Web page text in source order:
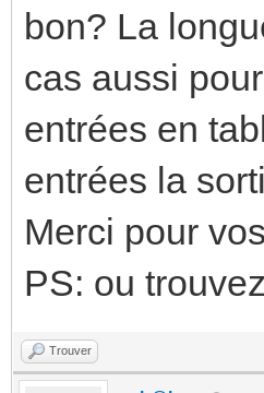
bon? La
cas aussi
entrées en
entrées la
Merci pour
PS: ou
Trouver